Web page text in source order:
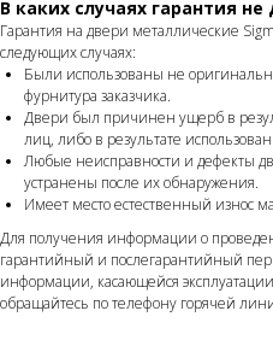
В каких случаях гарантия не
Гарантия на двери металлические
следующих случаях:
Были использованы не
фурнитура заказчика.
Двери был причинен ущерб в
лиц, либо в результате
Любые неисправности и дефекты
устранены после их обнаружения.
Имеет место естественный износ
Для получения информации о
гарантийный и послегарантийный
информации, касающейся
обращайтесь по телефону горячей